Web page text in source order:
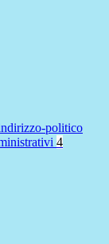
politico
4